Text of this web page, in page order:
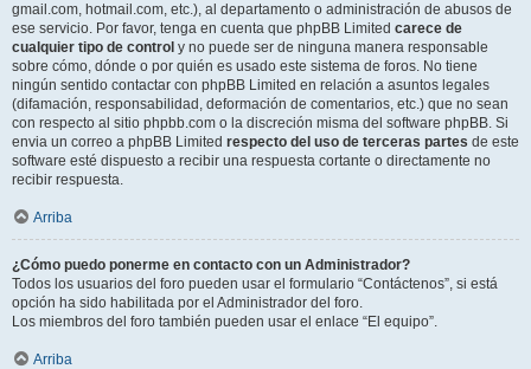
gmail.com, hotmail.com, etc.), al departamento o administración de abusos de
ese servicio. Por favor, tenga en cuenta que phpBB Limited carece de
cualquier tipo de control y no puede ser de ninguna manera responsable
sobre cómo, dónde o por quién es usado este sistema de foros. No tiene
ningún sentido contactar con phpBB Limited en relación a asuntos legales
(difamación, responsabilidad, deformación de comentarios, etc.) que no sean
con respecto al sitio phpbb.com o la discreción misma del software phpBB. Si
envia un correo a phpBB Limited respecto del uso de terceras partes de este
software esté dispuesto a recibir una respuesta cortante o directamente no
recibir respuesta.
Arriba
¿Cómo puedo ponerme en contacto con un Administrador?
Todos los usuarios del foro pueden usar el formulario “Contáctenos”, si está
opción ha sido habilitada por el Administrador del foro.
Los miembros del foro también pueden usar el enlace “El equipo”.
Arriba